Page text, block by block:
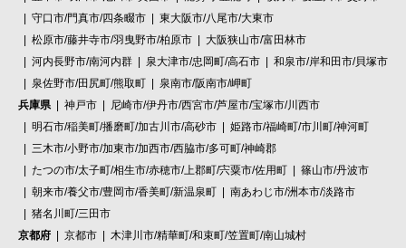
守口市/門真市/四条畷市
東大阪市/八尾市/大東市
松原市/藤井寺市/羽曳野市/柏原市
大阪狭山市/富田林市
河内長野市/南河内群
泉大津市/忠岡町/高石市
和泉市/岸和田市/貝塚市
泉佐野市/田尻町/熊取町
泉南市/阪南市/岬町
兵庫県
神戸市
尼崎市/伊丹市/西宮市/芦屋市/宝塚市/川西市
明石市/稲美町/播磨町/加古川市/高砂市
姫路市/福崎町/市川町/神河町
三木市/小野市/加東市/加西市/西脇市/多可町/神崎郡
たつの市/太子町/相生市/赤穂市/上郡町/宍粟市/佐用町
篠山市/丹波市
朝来市/養父市/豊岡市/香美町/新温泉町
南あわじ市/洲本市/淡路市
猪名川町/三田市
京都府
京都市
木津川市/精華町/和束町/笠置町/南山城村